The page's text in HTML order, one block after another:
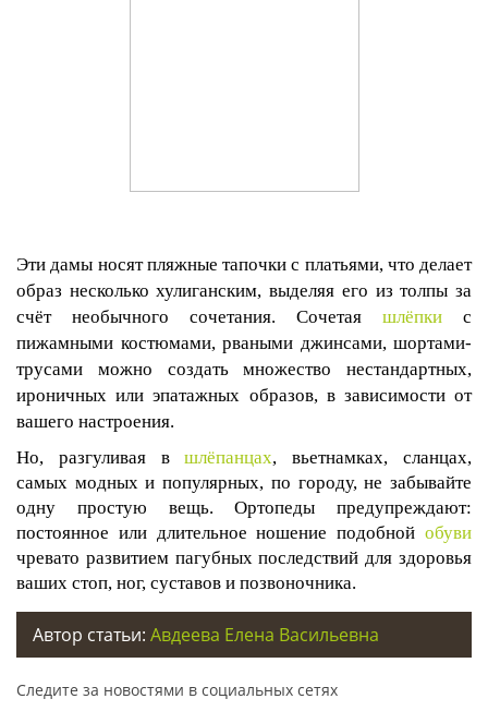
Эти дамы носят пляжные тапочки с платьями, что делает
образ несколько хулиганским, выделяя его из толпы за
счёт необычного сочетания. Сочетая шлёпки с
пижамными костюмами, рваными джинсами, шортами-
трусами можно создать множество нестандартных,
ироничных или эпатажных образов, в зависимости от
вашего настроения.
Но, разгуливая вшлёпанцах, вьетнамках, сланцах,
самых модных и популярных, по городу, не забывайте
одну простую вещь. Ортопеды предупреждают:
постоянное или длительное ношение подобной обуви
чревато развитием пагубных последствий для здоровья
ваших стоп, ног, суставов и позвоночника.
Автор статьи: Авдеева Елена Васильевна
Следите за новостями в социальных сетях